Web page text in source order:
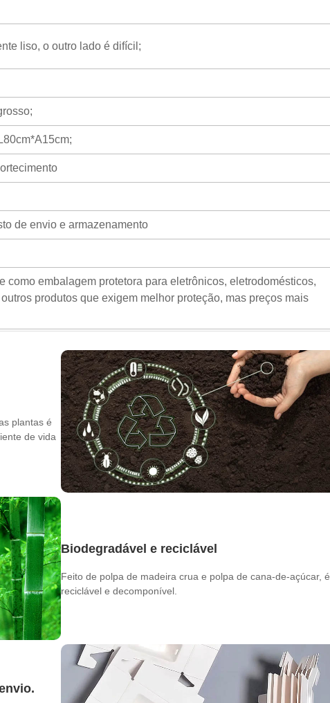
liso, o outro lado é difícil;
de envio e armazenamento
como embalagem protetora para eletrônicos, eletrodomésticos,
produtos que exigem melhor proteção, mas preços mais
plantas é
de vida
Biodegradável e reciclável
Feito de polpa de madeira crua e polpa de cana-de-açúcar, é
reciclável e decomponível.